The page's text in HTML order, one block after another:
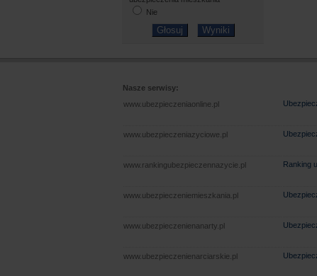
Nie
Nasze serwisy:
www.ubezpieczeniaonline.pl
www.ubezpieczeniazyciowe.pl
www.rankingubezpieczennazycie.pl Ranking
www.ubezpieczeniemieszkania.pl
www.ubezpieczenienanarty.pl
www.ubezpieczenienarciarskie.pl